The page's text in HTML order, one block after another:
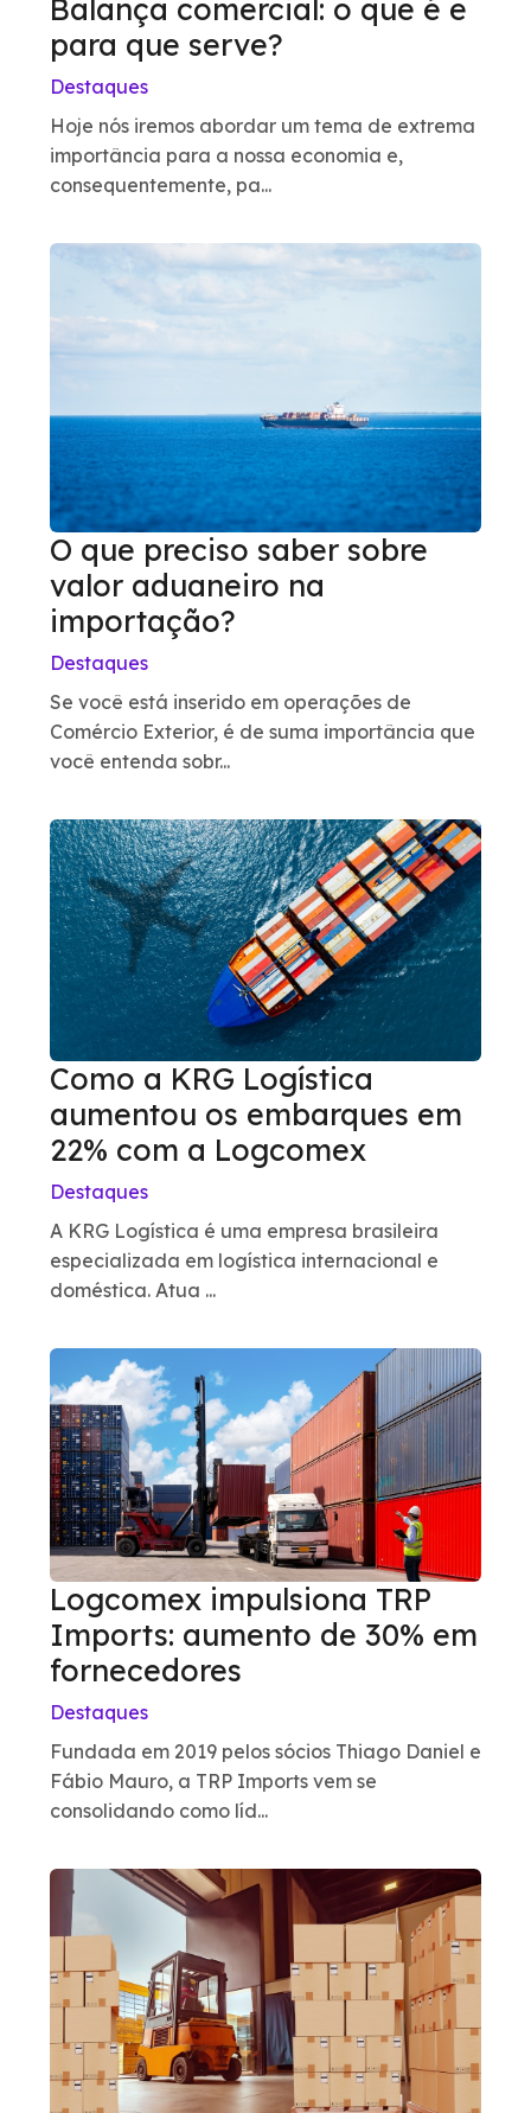
Balança comercial: o que é e
para que serve?
Destaques
Hoje nós iremos abordar um tema de extrema
importância para a nossa economia e,
consequentemente, pa...
O que preciso saber sobre
valor aduaneiro na
importação?
Destaques
Se você está inserido em operações de
Comércio Exterior, é de suma importância que
você entenda sobr...
Como a KRG Logística
aumentou os embarques em
22% com a Logcomex
Destaques
A KRG Logística é uma empresa brasileira
especializada em logística internacional e
doméstica. Atua ...
Logcomex impulsiona TRP
Imports: aumento de 30% em
fornecedores
Destaques
Fundada em 2019 pelos sócios Thiago Daniel e
Fábio Mauro, a TRP Imports vem se
consolidando como líd...